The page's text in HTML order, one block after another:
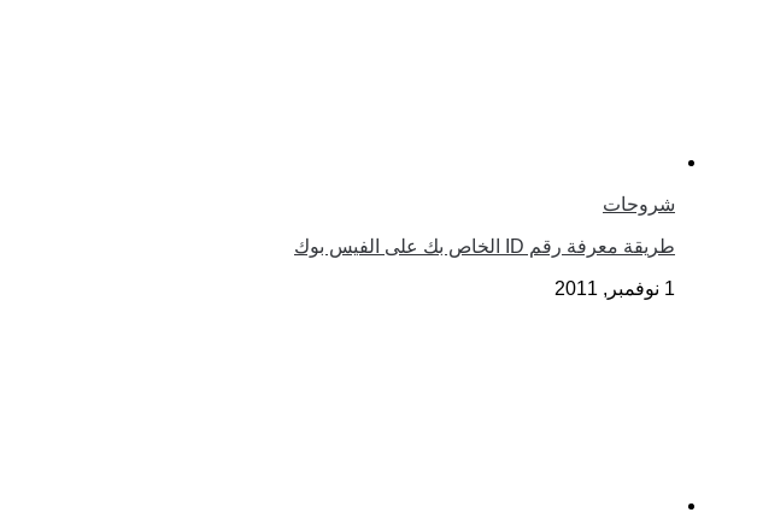
شروحات
طريقة معرفة رقم ID الخاص بك على الفيس بوك
1 نوفمبر, 2011